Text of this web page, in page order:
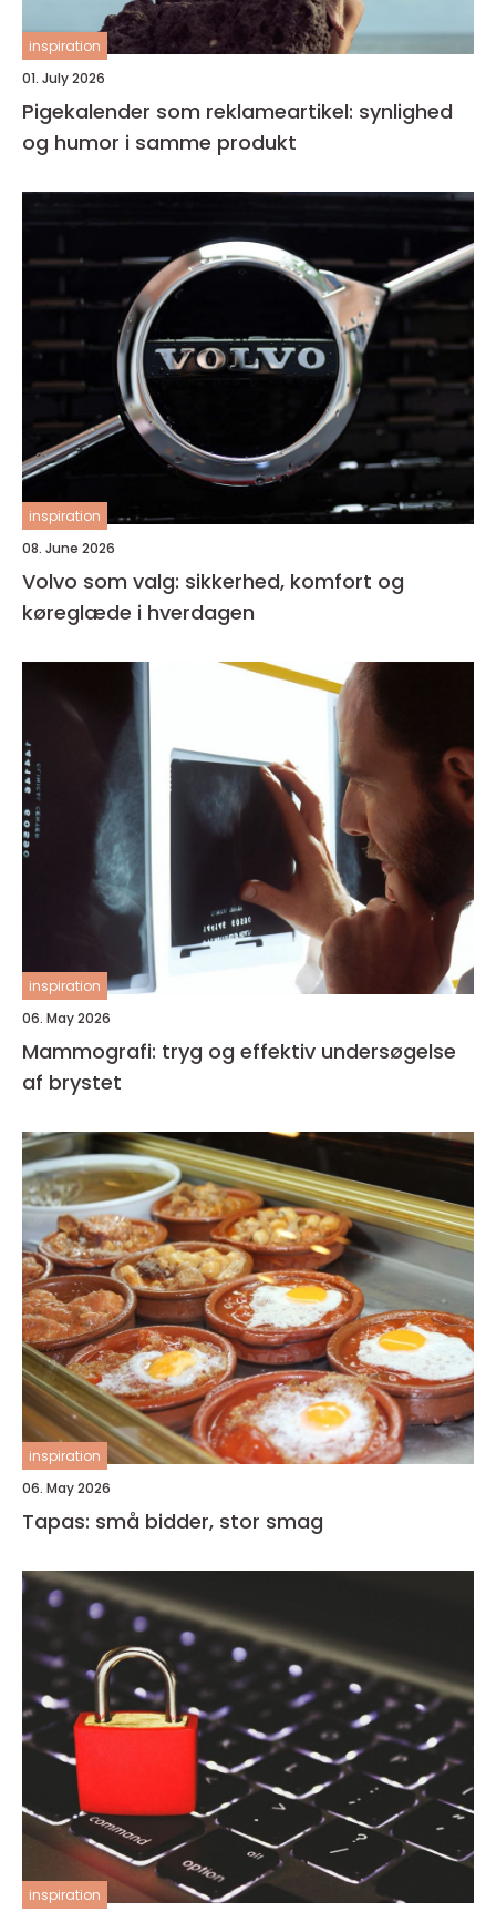
inspiration
01. July 2026
Pigekalender som reklameartikel: synlighed
og humor i samme produkt
inspiration
08. June 2026
Volvo som valg: sikkerhed, komfort og
køreglæde i hverdagen
inspiration
06. May 2026
Mammografi: tryg og effektiv undersøgelse
af brystet
inspiration
06. May 2026
Tapas: små bidder, stor smag
inspiration